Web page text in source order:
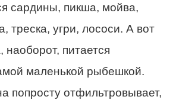
сардины, пикша, мойва,
треска, угри, лососи. А вот
наоборот, питается
маленькой рыбешкой.
попросту отфильтровывает,